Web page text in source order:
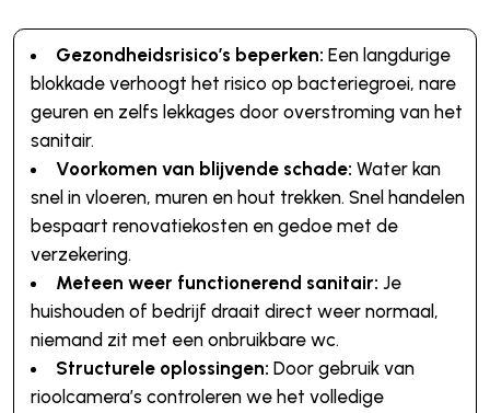
Gezondheidsrisico’s beperken: Een langdurige
blokkade verhoogt het risico op bacteriegroei, nare
geuren en zelfs lekkages door overstroming van het
sanitair.
Voorkomen van blijvende schade: Water kan
snel in vloeren, muren en hout trekken. Snel handelen
bespaart renovatiekosten en gedoe met de
verzekering.
Meteen weer functionerend sanitair: Je
huishouden of bedrijf draait direct weer normaal,
niemand zit met een onbruikbare wc.
Structurele oplossingen: Door gebruik van
rioolcamera’s controleren we het volledige